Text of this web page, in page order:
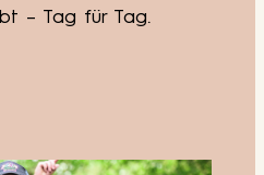
– Tag für Tag.